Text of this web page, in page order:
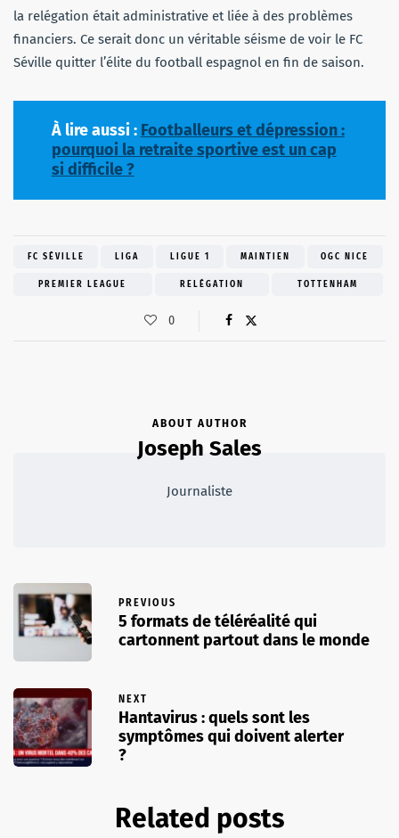
la relégation était administrative et liée à des problèmes
financiers. Ce serait donc un véritable séisme de voir le FC
Séville quitter l’élite du football espagnol en fin de saison.
À lire aussi : Footballeurs et dépression :
pourquoi la retraite sportive est un cap
si difficile ?
FC SÉVILLE LIGA LIGUE 1 MAINTIEN OGC NICE
PREMIER LEAGUE RELÉGATION TOTTENHAM
0
ABOUT AUTHOR
Joseph Sales
Journaliste
PREVIOUS
5 formats de téléréalité qui
cartonnent partout dans le monde
NEXT
Hantavirus : quels sont les
symptômes qui doivent alerter
?
Related posts